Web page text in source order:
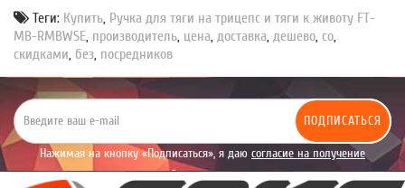
Теги: Купить, Ручка для тяги на трицепс и тяги к животу FT-
MB-RMBWSE, производитель, цена, доставка, дешево, со,
скидками, без, посредников
ПОДПИСАТЬСЯ
Нажимая на кнопку «Подписаться», я даю согласие на получение
уведомлений рекламного характера.